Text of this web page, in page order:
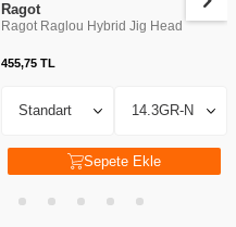
Ragot
Ragot Raglou Hybrid Jig Head
455,75TL
Sepete Ekle